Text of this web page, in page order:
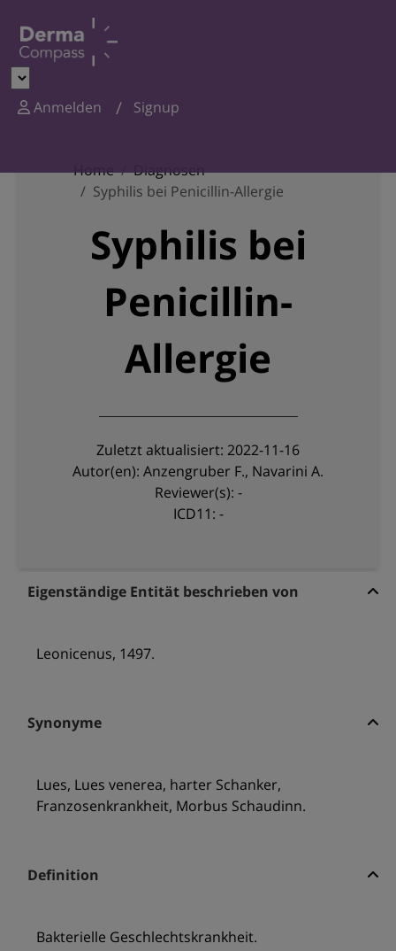
Anmelden Signup
Home
Diagnosen
Syphilis bei Penicillin-Allergie
Syphilis bei
Penicillin-
Allergie
Zuletzt aktualisiert: 2022-11-16
Autor(en): Anzengruber F., Navarini A.
Reviewer(s): -
ICD11: -
Eigenständige Entität beschrieben von
Leonicenus, 1497.
Synonyme
Lues, Lues venerea, harter Schanker,
Franzosenkrankheit, Morbus Schaudinn.
Definition
Bakterielle Geschlechtskrankheit.